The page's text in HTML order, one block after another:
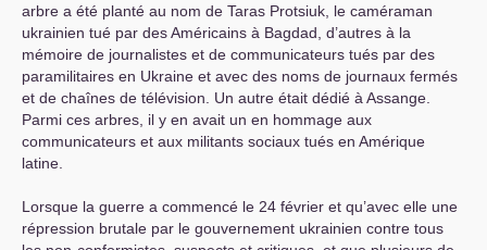
arbre a été planté au nom de Taras Protsiuk, le caméraman
ukrainien tué par des Américains à Bagdad, d’autres à la
mémoire de journalistes et de communicateurs tués par des
paramilitaires en Ukraine et avec des noms de journaux fermés
et de chaînes de télévision. Un autre était dédié à Assange.
Parmi ces arbres, il y en avait un en hommage aux
communicateurs et aux militants sociaux tués en Amérique
latine.
Lorsque la guerre a commencé le 24 février et qu’avec elle une
répression brutale par le gouvernement ukrainien contre tous